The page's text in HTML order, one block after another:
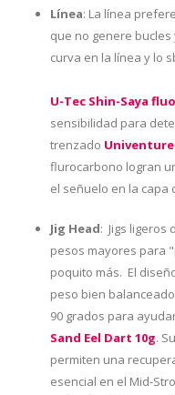
Línea: La línea
que no genere
curva en la línea y lo
U-Tec Shin-Saya
sensibilidad para
trenzado Univenture
flurocarbono logran
el señuelo en la capa
Jig Head: Jigs ligeros
pesos mayores para
poquito más. El
peso bien
90 grados para
Sand Eel Dart 10g.
permiten una
esencial en el Mid-